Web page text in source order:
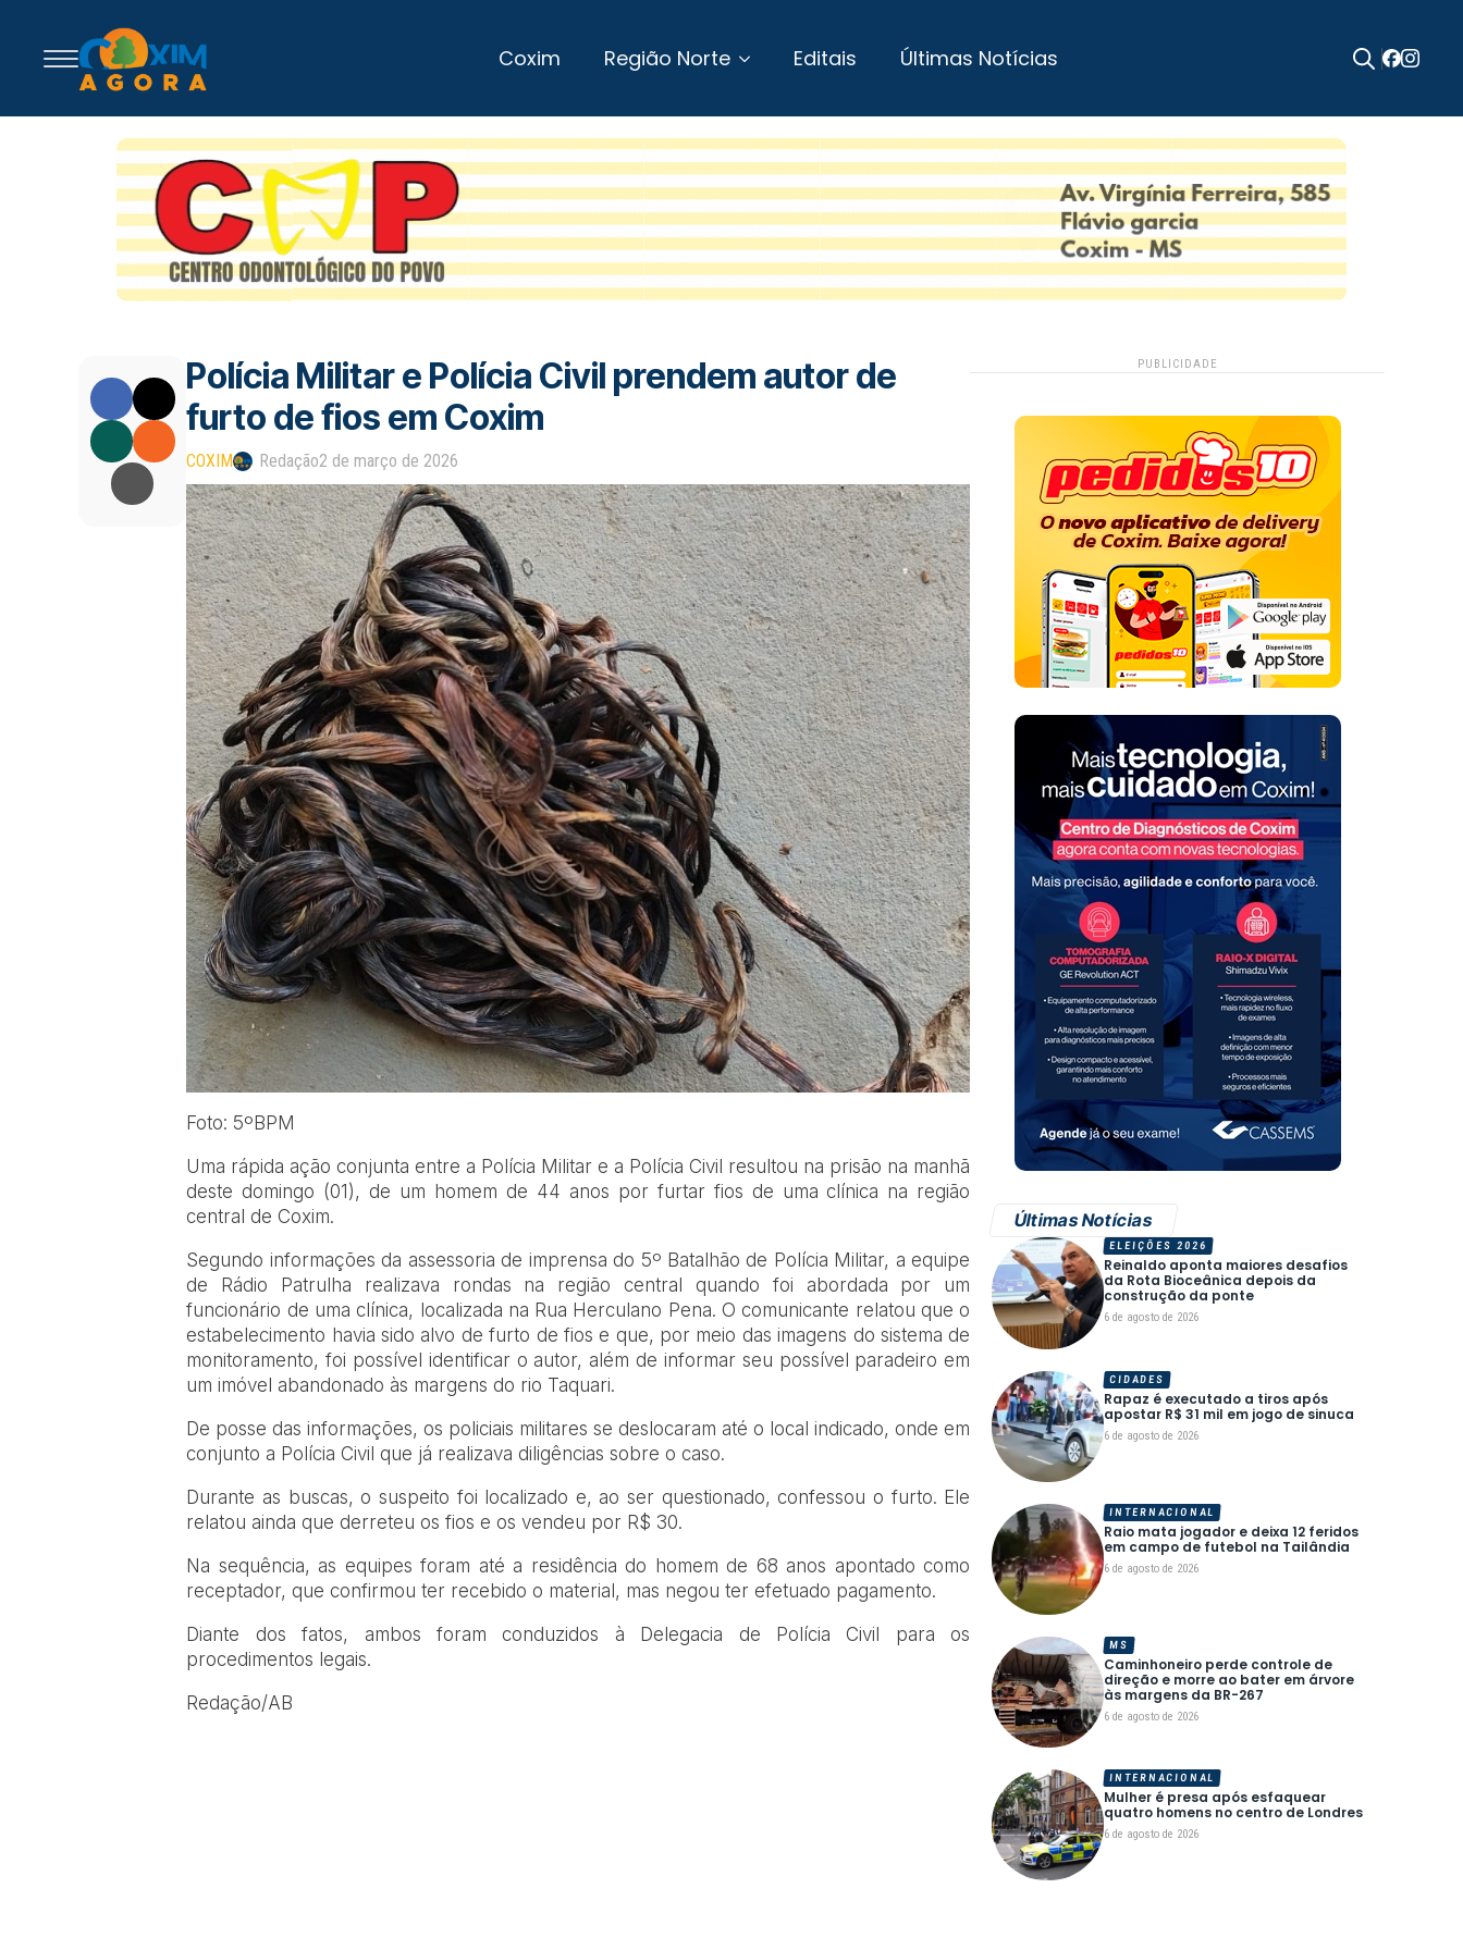
Coxim Região Norte Editais Últimas Notícias
Polícia Militar e Polícia Civil prendem autor de
furto de fios em Coxim
COXIM Redação2 de março de 2026
Foto: 5ºBPM
Uma rápida ação conjunta entre a Polícia Militar e a Polícia Civil resultou na prisão na manhã
deste domingo (01), de um homem de 44 anos por furtar fios de uma clínica na região
central de Coxim.
Segundo informações da assessoria de imprensa do 5º Batalhão de Polícia Militar, a equipe
de Rádio Patrulha realizava rondas na região central quando foi abordada por um
funcionário de uma clínica, localizada na Rua Herculano Pena. O comunicante relatou que o
estabelecimento havia sido alvo de furto de fios e que, por meio das imagens do sistema de
monitoramento, foi possível identificar o autor, além de informar seu possível paradeiro em
um imóvel abandonado às margens do rio Taquari.
De posse das informações, os policiais militares se deslocaram até o local indicado, onde em
conjunto a Polícia Civil que já realizava diligências sobre o caso.
Durante as buscas, o suspeito foi localizado e, ao ser questionado, confessou o furto. Ele
relatou ainda que derreteu os fios e os vendeu por R$ 30.
Na sequência, as equipes foram até a residência do homem de 68 anos apontado como
receptador, que confirmou ter recebido o material, mas negou ter efetuado pagamento.
Diante dos fatos, ambos foram conduzidos à Delegacia de Polícia Civil para os
procedimentos legais.
Redação/AB
PUBLICIDADE
Últimas Notícias
Reinaldo aponta maiores desafios
da Rota Bioceânica depois da
construção da ponte
6 de agosto de 2026
ELEIÇÕES 2026
Rapaz é executado a tiros após
apostar R$ 31 mil em jogo de sinuca
6 de agosto de 2026
CIDADES
Raio mata jogador e deixa 12 feridos
em campo de futebol na Tailândia
6 de agosto de 2026
INTERNACIONAL
Caminhoneiro perde controle de
direção e morre ao bater em árvore
às margens da BR-267
6 de agosto de 2026
MS
Mulher é presa após esfaquear
quatro homens no centro de Londres
6 de agosto de 2026
INTERNACIONAL